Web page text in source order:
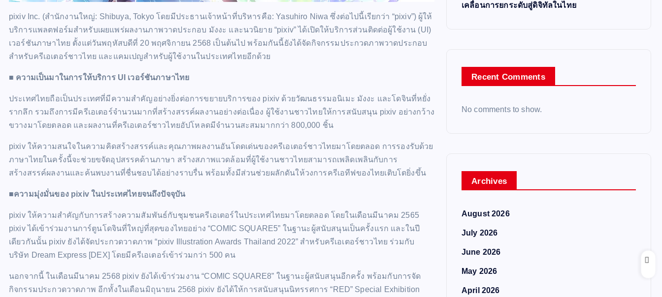
pixiv Inc. (สำนักงานใหญ่: Shibuya, Tokyo โดยมีประธานเจ้าหน้าที่บริหารคือ: Yasuhiro Niwa ซึ่งต่อไปนี้เรียกว่า “pixiv”) ผู้ให้
บริการแพลตฟอร์มสำหรับเผยแพร่ผลงานภาพวาดประกอบ มังงะ และนวนิยาย “pixiv” ได้เปิดให้บริการส่วนติดต่อผู้ใช้งาน (UI)
เวอร์ชันภาษาไทย ตั้งแต่วันพฤหัสบดีที่ 20 พฤศจิกายน 2568 เป็นต้นไป พร้อมกันนี้ยังได้จัดกิจกรรมประกวดภาพวาดประกอบ
สำหรับครีเอเตอร์ชาวไทย และแคมเปญสำหรับผู้ใช้งานในประเทศไทยอีกด้วย
■ ความเป็นมาในการให้บริการ UI เวอร์ชันภาษาไทย
ประเทศไทยถือเป็นประเทศที่มีความสำคัญอย่างยิ่งต่อการขยายบริการของ pixiv ด้วยวัฒนธรรมอนิเมะ มังงะ และโดจินที่หยั่ง
รากลึก รวมถึงการมีครีเอเตอร์จำนวนมากที่สร้างสรรค์ผลงานอย่างต่อเนื่อง ผู้ใช้งานชาวไทยให้การสนับสนุน pixiv อย่างกว้าง
ขวางมาโดยตลอด และผลงานที่ครีเอเตอร์ชาวไทยอัปโหลดมีจำนวนสะสมมากกว่า 800,000 ชิ้น
pixiv ให้ความสนใจในความคิดสร้างสรรค์และคุณภาพผลงานอันโดดเด่นของครีเอเตอร์ชาวไทยมาโดยตลอด การรองรับด้วย
ภาษาไทยในครั้งนี้จะช่วยขจัดอุปสรรคด้านภาษา สร้างสภาพแวดล้อมที่ผู้ใช้งานชาวไทยสามารถเพลิดเพลินกับการ
สร้างสรรค์ผลงานและค้นพบงานที่ชื่นชอบได้อย่างราบรื่น พร้อมทั้งมีส่วนช่วยผลักดันให้วงการครีเอทีฟของไทยเติบโตยิ่งขึ้น
■ความมุ่งมั่นของ pixiv ในประเทศไทยจนถึงปัจจุบัน
pixiv ให้ความสำคัญกับการสร้างความสัมพันธ์กับชุมชนครีเอเตอร์ในประเทศไทยมาโดยตลอด โดยในเดือนมีนาคม 2565
pixiv ได้เข้าร่วมงานการ์ตูนโดจินที่ใหญ่ที่สุดของไทยอย่าง “COMIC SQUARE5” ในฐานะผู้สนับสนุนเป็นครั้งแรก และในปี
เดียวกันนั้น pixiv ยังได้จัดประกวดวาดภาพ “pixiv Illustration Awards Thailand 2022” สำหรับครีเอเตอร์ชาวไทย ร่วมกับ
บริษัท Dream Express [DEX] โดยมีครีเอเตอร์เข้าร่วมกว่า 500 คน
นอกจากนี้ ในเดือนมีนาคม 2568 pixiv ยังได้เข้าร่วมงาน “COMIC SQUARE8” ในฐานะผู้สนับสนุนอีกครั้ง พร้อมกับการจัด
กิจกรรมประกวดวาดภาพ อีกทั้งในเดือนมิถุนายน 2568 pixiv ยังได้ให้การสนับสนุนนิทรรศการ “RED” Special Exhibition
เคลื่อนการยกระดับสู่ดิจิทัลในไทย
Recent Comments
No comments to show.
Archives
August 2026
July 2026
June 2026
May 2026
April 2026